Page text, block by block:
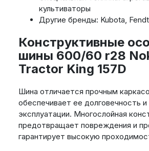
культиваторы
Другие бренды: Kubota,
Конструктивные
шины 600/60 r28
Tractor King 157D
Шина отличается прочным
обеспечивает ее долговечность
эксплуатации. Многослойная
предотвращает повреждения и
гарантирует высокую